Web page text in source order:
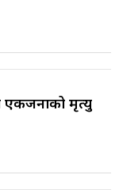
एकजनाको मृत्यु